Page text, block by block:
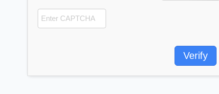
Verify